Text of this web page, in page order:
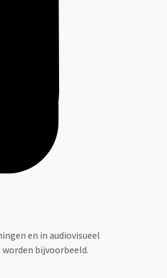
en in audiovisueel
bijvoorbeeld.